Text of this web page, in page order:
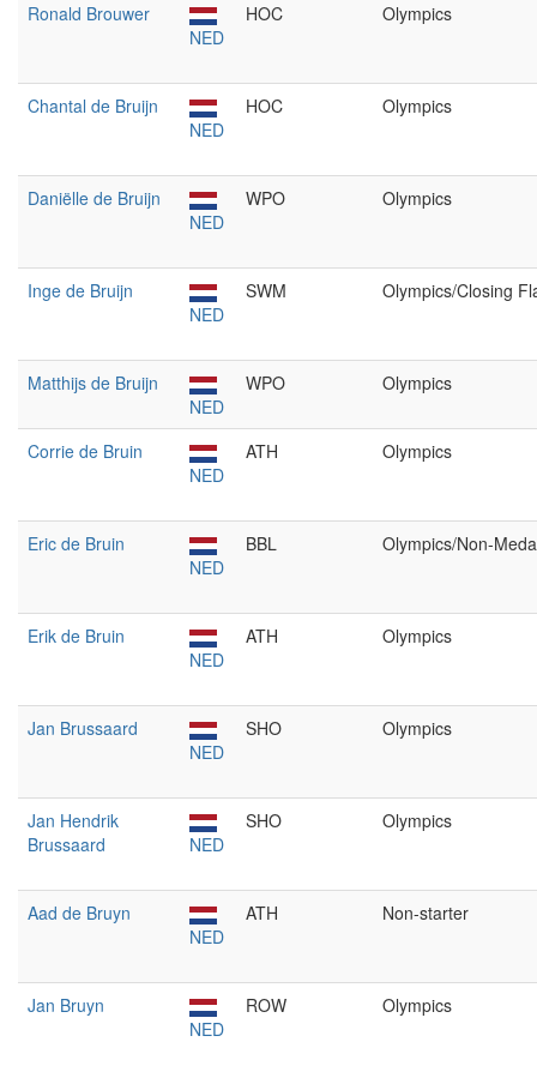
Ronald Brouwer
NED
HOC Olympics
Chantal de Bruijn
NED
HOC Olympics
Daniëlle de Bruijn
NED
WPO Olympics
Inge de Bruijn
NED
SWM Olympics/Closing
Matthijs de Bruijn
NED
WPO Olympics
Corrie de Bruin
NED
ATH Olympics
Eric de Bruin
NED
BBL Olympics/Non-
Erik de Bruin
NED
ATH Olympics
Jan Brussaard
NED
SHO Olympics
Jan Hendrik
Brussaard
NED
SHO Olympics
Aad de Bruyn
NED
ATH Non-starter
Jan Bruyn
NED
ROW Olympics